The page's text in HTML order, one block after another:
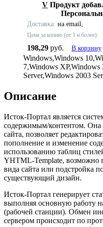
V Продукт
Доставка: на email,
Цена за копию (от 1 и более):
198,29 руб. В корзину
Windows,Windows
7,Windows XP,Windows
Server,Windows 2003
Описание
Исток-Портал является
содержимым/контентом. Она
сайта, позволяет
пополнение и изменение
использованию таблиц
YHTML-Template, возможно
вида сайта или подстройка
существующий дизайн.
Исток-Портал генерирует
выполняя основную работу
(рабочей станции). Обмен
сервером происходит по